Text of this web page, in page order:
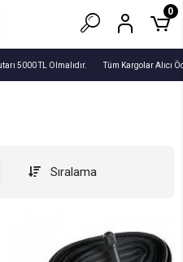
5000 TL Olmalıdır. Tüm Kargolar Alıcı
0
Sıralama